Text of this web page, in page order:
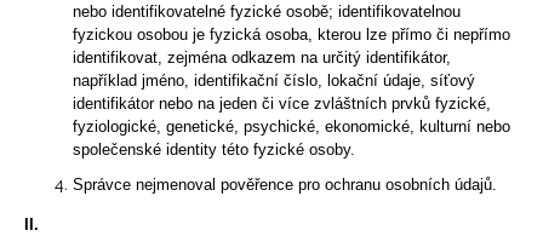
nebo identifikovatelné fyzické osobě; identifikovatelnou
fyzickou osobou je fyzická osoba, kterou lze přímo či nepřímo
identifikovat, zejména odkazem na určitý identifikátor,
například jméno, identifikační číslo, lokační údaje, síťový
identifikátor nebo na jeden či více zvláštních prvků fyzické,
fyziologické, genetické, psychické, ekonomické, kulturní nebo
společenské identity této fyzické osoby.
Správce nejmenoval pověřence pro ochranu osobních údajů.
II.